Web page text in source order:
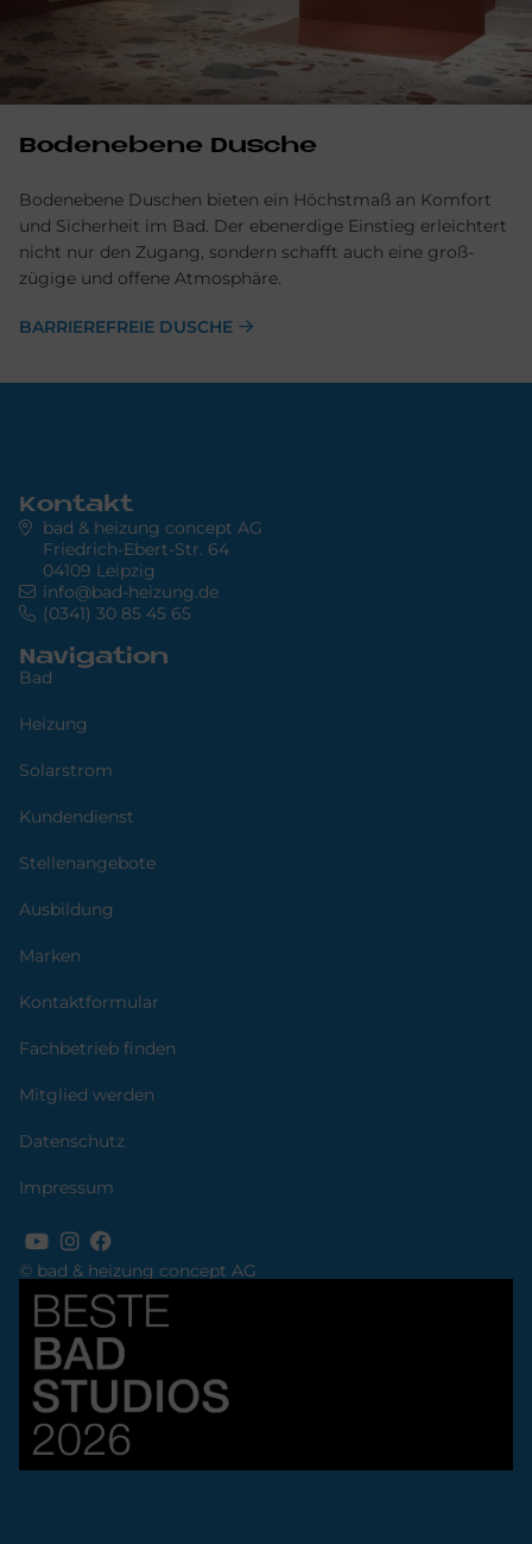
Bodenebene Dusche
Bodenebene Duschen bieten ein Höchst­maß an Kom­fort
und Sicher­heit im Bad. Der eben­erdige Ein­stieg er­leichtert
nicht nur den Zu­gang, sondern schaf­ft auch eine groß­
zügige und offene Atmosphäre.
BARRIEREFREIE DUSCHE
© bad & heizung concept AG
Kontakt
bad & heizung concept AG
Friedrich-Ebert-Str. 64
04109 Leipzig
info@bad-heizung.de
(0341) 30 85 45 65
Navigation
Bad
Heizung
Solarstrom
Kundendienst
Stellenangebote
Ausbildung
Marken
Kontaktformular
Fachbetrieb finden
Mitglied werden
Datenschutz
Impressum